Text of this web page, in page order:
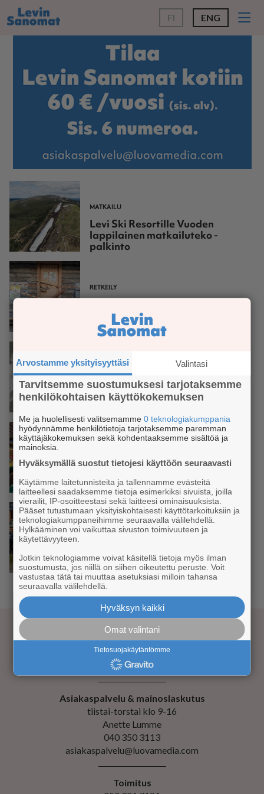
FI ENG
MATKAILU
Levi Ski Resortille Vuoden
lappilainen matkailuteko -
palkinto
RETKEILY
Luostolla: Metsähallitus
täsmentää tupaohjeita
SnowVillagessa sukelletaan
tulevana talvena vedenalaiseen
maailmaan – teema herättelee
vastuullisuuteen
Staalon Festit tuo kulttuuria
Kittilän Narikalle 21.–22.
syyskuuta
Ruskamaratonin voitto Norjaan
Kustantaja Luova Media Oy
Evästeiden hallinta
Asiakaspalvelu & mainoslaskutus
tiistai-torstai klo 9-16
Anette Lumme
040 350 3113
asiakaspalvelu@luovamedia.com
Toimitus
Arvostamme yksityisyyttäsi Valintasi
Tarvitsemme suostumuksesi tarjotaksemme
henkilökohtaisen käyttökokemuksen
Me ja huolellisesti valitsemamme0 teknologiakumppania
hyödynnämme henkilötietoja tarjotaksemme paremman
käyttäjäkokemuksen sekä kohdentaaksemme sisältöä ja
mainoksia.
Hyväksymällä suostut tietojesi käyttöön seuraavasti
Käytämme laitetunnisteita ja tallennamme evästeitä
laitteellesi saadaksemme tietoja esimerkiksi sivuista, joilla
vierailit, IP-osoitteestasi sekä laitteesi ominaisuuksista.
Pääset tutustumaan yksityiskohtaisesti käyttötarkoituksiin ja
teknologiakumppaneihimme seuraavalla välilehdellä.
Hylkääminen voi vaikuttaa sivuston toimivuuteen ja
käytettävyyteen.
Jotkin teknologiamme voivat käsitellä tietoja myös ilman
suostumusta, jos niillä on siihen oikeutettu peruste. Voit
vastustaa tätä tai muuttaa asetuksiasi milloin tahansa
seuraavalla välilehdellä.
Hyväksyn kaikki
Omat valintani
Tietosuojakäytäntömme